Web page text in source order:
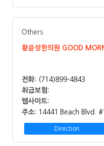
Others
황윤성한의원 GOOD
전화: (714)899-4843
취급보험:
웹사이트:
주소: 14441 Beach Blvd.
Direction